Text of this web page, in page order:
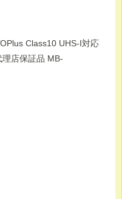
Class10 UHS-I対応
店保証品 MB-